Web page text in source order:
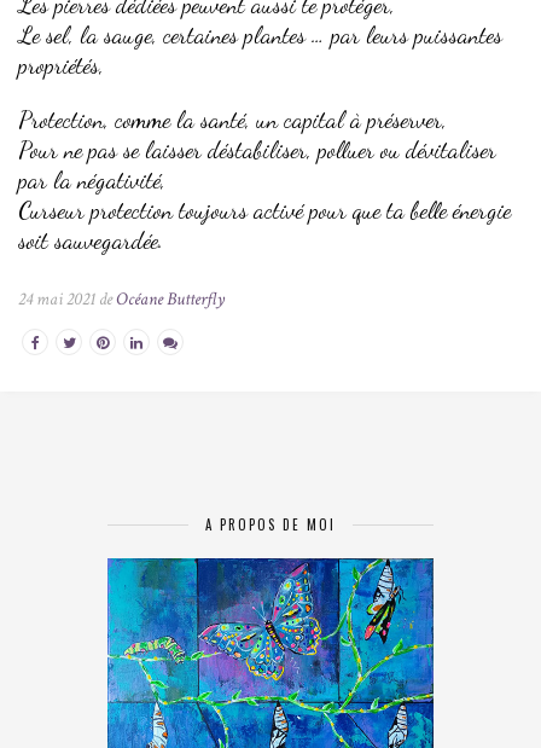
Le sel, la sauge, certaines plantes … par leurs puissantes
propriétés,
Protection, comme la santé, un capital à préserver,
Pour ne pas se laisser déstabiliser, polluer ou dévitaliser
par la négativité,
Curseur protection toujours activé pour que ta belle énergie
soit sauvegardée.
24 mai 2021 deOcéane Butterfly
A PROPOS DE MOI